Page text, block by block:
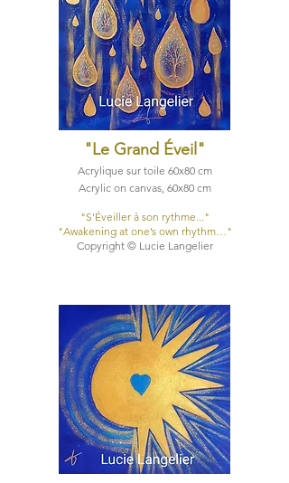
"Le Grand Éveil"
Acrylique sur toile 60x80 cm
Acrylic on canvas, 60x80 cm
"S'Éveiller à son rythme..."
"Awakening at one’s own rhythm…"
Copyright © Lucie Langelier